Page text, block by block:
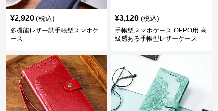
¥2,920 (税込)
多機能レザー調手帳型スマホケ
ース
¥3,120 (税込)
手帳型スマホケース OPPO用 高
級感ある手帳型レザーケース